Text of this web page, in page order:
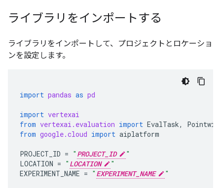
ライブラリをインポートする
ライブラリをインポートして、プロジェクトとロケーショ
ンを設定します。
import pandas as pd
import vertexai
from vertexai.evaluation import EvalTask,
from google.cloud import aiplatform
PROJECT_ID = " PROJECT_ID
"
LOCATION = " LOCATION
"
EXPERIMENT_NAME = " EXPERIMENT_NAME "